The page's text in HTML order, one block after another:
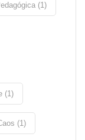
(1)
(1)
(1)